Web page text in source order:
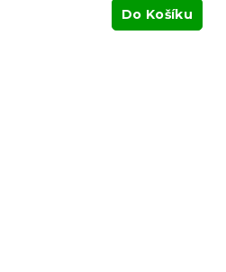
Do Košíku